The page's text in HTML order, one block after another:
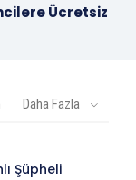
Ücretsiz
Daha Fazla
Şüpheli